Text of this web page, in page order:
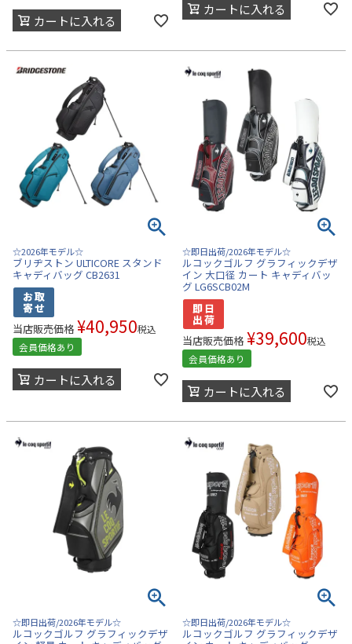
カートに入れる
カートに入れる
☆2026年モデル☆
ブリヂストン ULTICORE スタンド
キャディバッグ CB2631
当店販売価格 ¥40,950税込
会員価格あり
カートに入れる
☆即日出荷/2026年モデル☆
ルコックゴルフ グラフィックデザ
イン 大口径 カート キャディバッ
グ LG6SCB02M
当店販売価格 ¥39,600税込
会員価格あり
カートに入れる
☆即日出荷/2026年モデル☆
ルコックゴルフ グラフィックデザ
☆即日出荷/2026年モデル☆
ルコックゴルフ グラフィックデザ